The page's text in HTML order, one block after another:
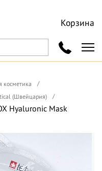
Корзина
косметика
(Швейцария)
Hyaluronic Mask